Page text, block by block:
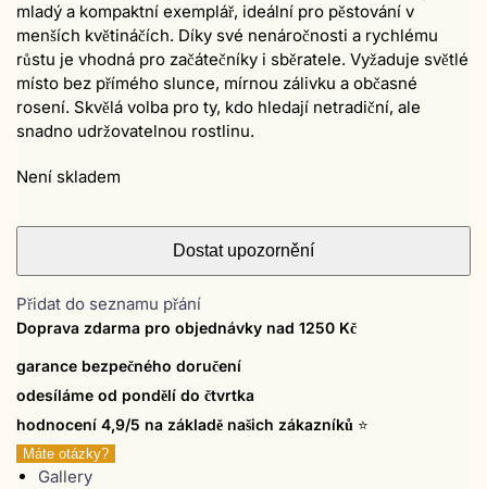
mladý a kompaktní exemplář, ideální pro pěstování v
menších květináčích. Díky své nenáročnosti a rychlému
růstu je vhodná pro začátečníky i sběratele. Vyžaduje světlé
místo bez přímého slunce, mírnou zálivku a občasné
rosení. Skvělá volba pro ty, kdo hledají netradiční, ale
snadno udržovatelnou rostlinu.
Není skladem
Přidat do seznamu přání
Doprava zdarma pro objednávky nad 1250 Kč
garance bezpečného doručení
odesíláme od pondělí do čtvrtka
hodnocení 4,9/5 na základě našich zákazníků ⭐
Máte otázky?
Gallery